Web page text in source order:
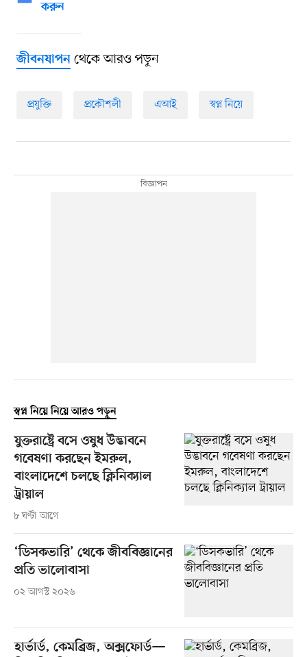
করুন
জীবনযাপনথেকে আরও পড়ুন
প্রযুক্তি প্রকৌশলী এআই স্বপ্ন নিয়ে
স্বপ্ন নিয়ে নিয়ে আরও পড়ুন
যুক্তরাষ্ট্রে বসে ওষুধ উদ্ভাবনে
গবেষণা করছেন ইমরুল,
বাংলাদেশে চলছে ক্লিনিক্যাল
ট্রায়াল
৮ ঘণ্টা আগে
‘ডিসকভারি’ থেকে জীববিজ্ঞানের
প্রতি ভালোবাসা
০২ আগস্ট ২০২৬
হার্ভার্ড, কেমব্রিজ, অক্সফোর্ড—